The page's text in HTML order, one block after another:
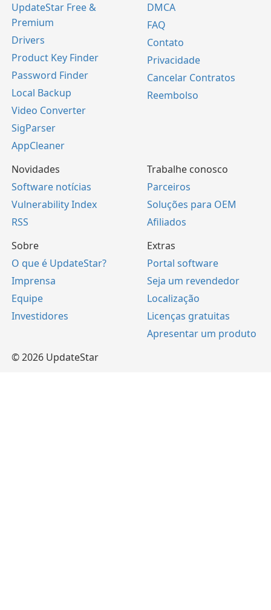
UpdateStar Free &
Premium
Drivers
Product Key Finder
Password Finder
Local Backup
Video Converter
SigParser
AppCleaner
DMCA
FAQ
Contato
Privacidade
Cancelar Contratos
Reembolso
Novidades
Software notícias
Vulnerability Index
RSS
Trabalhe conosco
Parceiros
Soluções para OEM
Afiliados
Sobre
O que é UpdateStar?
Imprensa
Equipe
Investidores
Extras
Portal software
Seja um revendedor
Localização
Licenças gratuitas
Apresentar um produto
© 2026 UpdateStar